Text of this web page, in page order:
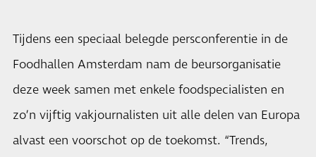
Tijdens een speciaal belegde persconferentie in de
Foodhallen Amsterdam nam de beursorganisatie
deze week samen met enkele foodspecialisten en
zo’n vijftig vakjournalisten uit alle delen van Europa
alvast een voorschot op de toekomst. “Trends,